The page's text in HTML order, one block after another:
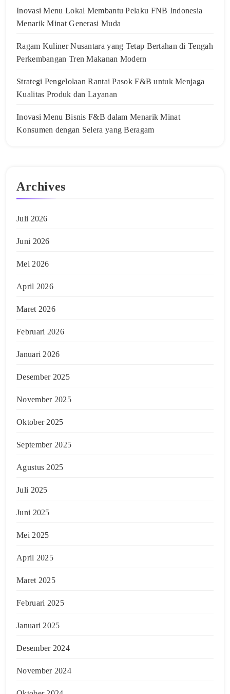
Inovasi Menu Lokal Membantu Pelaku FNB Indonesia
Menarik Minat Generasi Muda
Ragam Kuliner Nusantara yang Tetap Bertahan di Tengah
Perkembangan Tren Makanan Modern
Strategi Pengelolaan Rantai Pasok F&B untuk Menjaga
Kualitas Produk dan Layanan
Inovasi Menu Bisnis F&B dalam Menarik Minat
Konsumen dengan Selera yang Beragam
Archives
Juli 2026
Juni 2026
Mei 2026
April 2026
Maret 2026
Februari 2026
Januari 2026
Desember 2025
November 2025
Oktober 2025
September 2025
Agustus 2025
Juli 2025
Juni 2025
Mei 2025
April 2025
Maret 2025
Februari 2025
Januari 2025
Desember 2024
November 2024